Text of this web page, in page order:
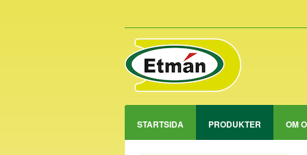
STARTSIDA PRODUKTER OM